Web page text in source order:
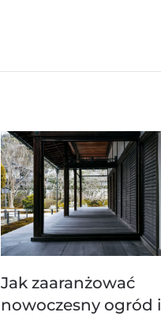
Jak zaaranżować
nowoczesny ogród i